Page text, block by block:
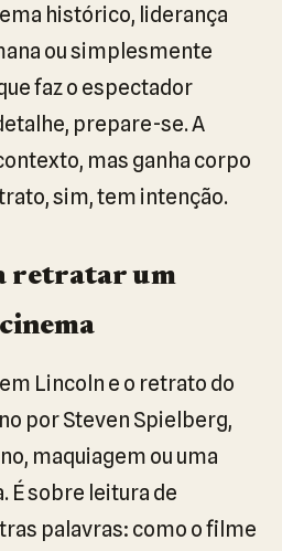
histórico, liderança
ou simplesmente
faz o espectador
prepare-se. A
mas ganha corpo
sim, tem intenção.
retratar um
Lincoln e o retrato do
por Steven Spielberg,
maquiagem ou uma
É sobre leitura de
palavras: como o filme